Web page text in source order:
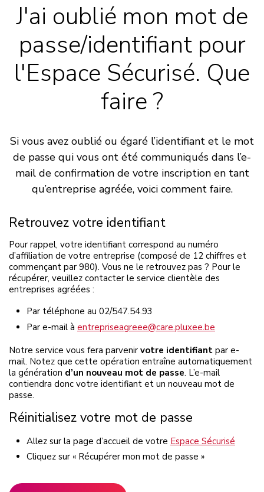
J'ai oublié mon mot de
passe/identifiant pour
l'Espace Sécurisé. Que
faire ?
Si vous avez oublié ou égaré l’identifiant et le mot
de passe qui vous ont été communiqués dans l’e-
mail de confirmation de votre inscription en tant
qu’entreprise agréée, voici comment faire.
Retrouvez votre identifiant
Pour rappel, votre identifiant correspond au numéro
d’affiliation de votre entreprise (composé de 12 chiffres et
commençant par 980). Vous ne le retrouvez pas ? Pour le
récupérer, veuillez contacter le service clientèle des
entreprises agréées :
Par téléphone au 02/547.54.93
Par e-mail à entrepriseagreee@care.pluxee.be
Notre service vous fera parvenir votre identifiant par e-
mail. Notez que cette opération entraîne automatiquement
la génération d’un nouveau mot de passe. L’e-mail
contiendra donc votre identifiant et un nouveau mot de
passe.
Réinitialisez votre mot de passe
Allez sur la page d’accueil de votre Espace Sécurisé
Cliquez sur « Récupérer mon mot de passe »